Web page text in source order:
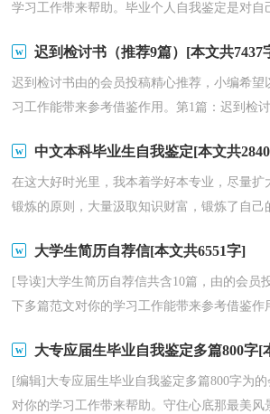
学习工作带来帮助。毕业个人自我鉴定是对自
迟到检讨书（推荐9篇）[本文共7437
迟到检讨书由的会员投稿精心推荐，小编希望
习工作能带来参考借鉴作用。第1篇：迟到检
中文本科毕业生自我鉴定[本文共
在这大好时光里，我本着学好本专业，尽量扩
锻炼的原则，大量汲取知识财富，锻炼了自己
大学生简历自荐信[本文共6551字]
[导读]大学生简历自荐信共含10篇，由的会员
下多篇范文对你的学习工作能带来参考借鉴作
大专应届生毕业自我鉴定多篇800字[
[编辑]大专应届生毕业自我鉴定多篇800字为
对你的学习工作带来帮助。守住心底那最美风